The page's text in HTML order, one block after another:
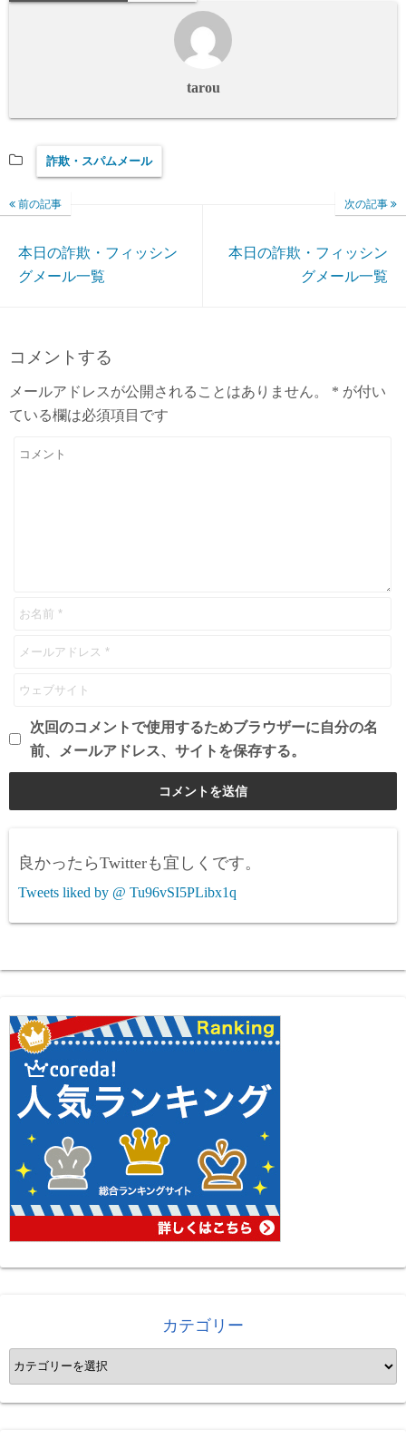
tarou
詐欺・スパムメール
前の記事
本日の詐欺・フィッシン
グメール一覧
次の記事
本日の詐欺・フィッシン
グメール一覧
コメントする
メールアドレスが公開されることはありません。 * が付い
ている欄は必須項目です
次回のコメントで使用するためブラウザーに自分の名
前、メールアドレス、サイトを保存する。
良かったらTwitterも宜しくです。
Tweets liked by @ Tu96vSI5PLibx1q
カテゴリー
カ
テ
ゴ